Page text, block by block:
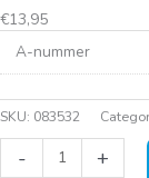
€13,95
A-nummer
SKU: 083532
-
Single
Flower
+